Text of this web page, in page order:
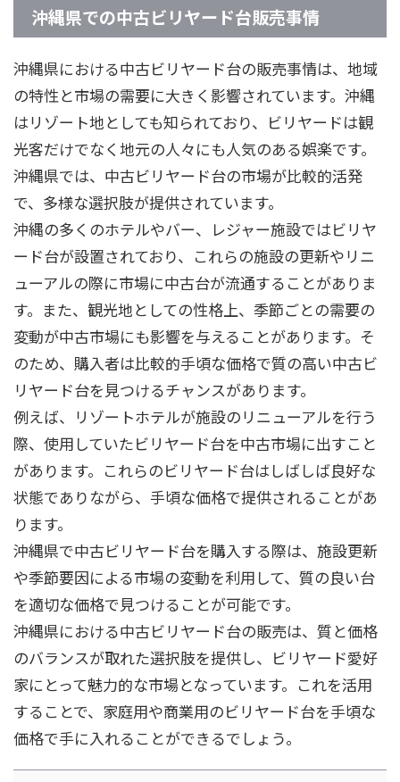
沖縄県での中古ビリヤード台販売事情
沖縄県における中古ビリヤード台の販売事情は、地域
の特性と市場の需要に大きく影響されています。沖縄
はリゾート地としても知られており、ビリヤードは観
光客だけでなく地元の人々にも人気のある娯楽です。
沖縄県では、中古ビリヤード台の市場が比較的活発
で、多様な選択肢が提供されています。
沖縄の多くのホテルやバー、レジャー施設ではビリヤ
ード台が設置されており、これらの施設の更新やリニ
ューアルの際に市場に中古台が流通することがありま
す。また、観光地としての性格上、季節ごとの需要の
変動が中古市場にも影響を与えることがあります。そ
のため、購入者は比較的手頃な価格で質の高い中古ビ
リヤード台を見つけるチャンスがあります。
例えば、リゾートホテルが施設のリニューアルを行う
際、使用していたビリヤード台を中古市場に出すこと
があります。これらのビリヤード台はしばしば良好な
状態でありながら、手頃な価格で提供されることがあ
ります。
沖縄県で中古ビリヤード台を購入する際は、施設更新
や季節要因による市場の変動を利用して、質の良い台
を適切な価格で見つけることが可能です。
沖縄県における中古ビリヤード台の販売は、質と価格
のバランスが取れた選択肢を提供し、ビリヤード愛好
家にとって魅力的な市場となっています。これを活用
することで、家庭用や商業用のビリヤード台を手頃な
価格で手に入れることができるでしょう。